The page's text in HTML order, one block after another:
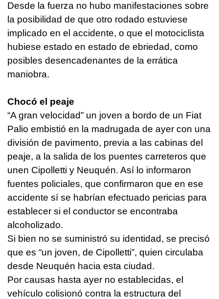
Desde la fuerza no hubo manifestaciones sobre
la posibilidad de que otro rodado estuviese
implicado en el accidente, o que el motociclista
hubiese estado en estado de ebriedad, como
posibles desencadenantes de la errática
maniobra.
Chocó el peaje
“A gran velocidad” un joven a bordo de un Fiat
Palio embistió en la madrugada de ayer con una
división de pavimento, previa a las cabinas del
peaje, a la salida de los puentes carreteros que
unen Cipolletti y Neuquén. Así lo informaron
fuentes policiales, que confirmaron que en ese
accidente sí se habrían efectuado pericias para
establecer si el conductor se encontraba
alcoholizado.
Si bien no se suministró su identidad, se precisó
que es “un joven, de Cipolletti”, quien circulaba
desde Neuquén hacia esta ciudad.
Por causas hasta ayer no establecidas, el
vehículo colisionó contra la estructura del